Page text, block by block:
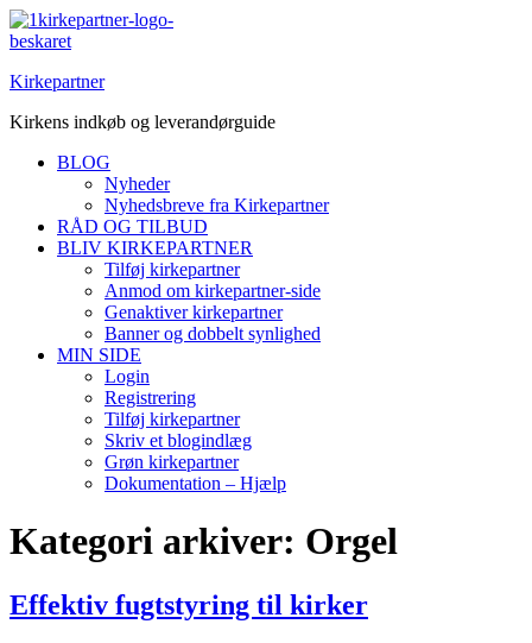
Spring
til
Kirkepartner
Kirkens indkøb og leverandørguide
BLOG
Nyheder
Nyhedsbreve fra Kirkepartner
RÅD OG TILBUD
BLIV KIRKEPARTNER
Tilføj kirkepartner
Anmod om kirkepartner-side
Genaktiver kirkepartner
Banner og dobbelt synlighed
MIN SIDE
Login
Registrering
Tilføj kirkepartner
Skriv et blogindlæg
Grøn kirkepartner
Dokumentation – Hjælp
Kategori arkiver: Orgel
Effektiv fugtstyring til kirker